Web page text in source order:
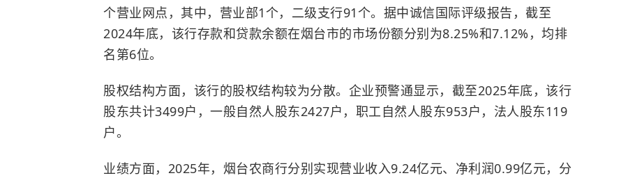
个营业网点，其中，营业部1个，二级支行91个。据中诚信国际评级报告，截至
2024年底，该行存款和贷款余额在烟台市的市场份额分别为8.25%和7.12%，均排
名第6位。
股权结构方面，该行的股权结构较为分散。企业预警通显示，截至2025年底，该行
股东共计3499户，一般自然人股东2427户，职工自然人股东953户，法人股东119
户。
业绩方面，2025年，烟台农商行分别实现营业收入9.24亿元、净利润0.99亿元，分